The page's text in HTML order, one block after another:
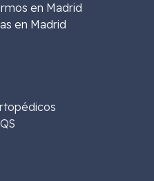
en Madrid
en Madrid